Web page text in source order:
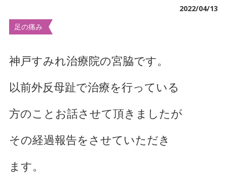
マッサージ・リハビリについて
デイサービスについて
首・肩こりでお悩み
腰痛でお悩み
足の痛みでお悩み
2022/04/13
足の痛み
神戸すみれ治療院の宮脇です。
以前外反母趾で治療を行っている
方のことお話させて頂きましたが
その経過報告をさせていただき
ます。